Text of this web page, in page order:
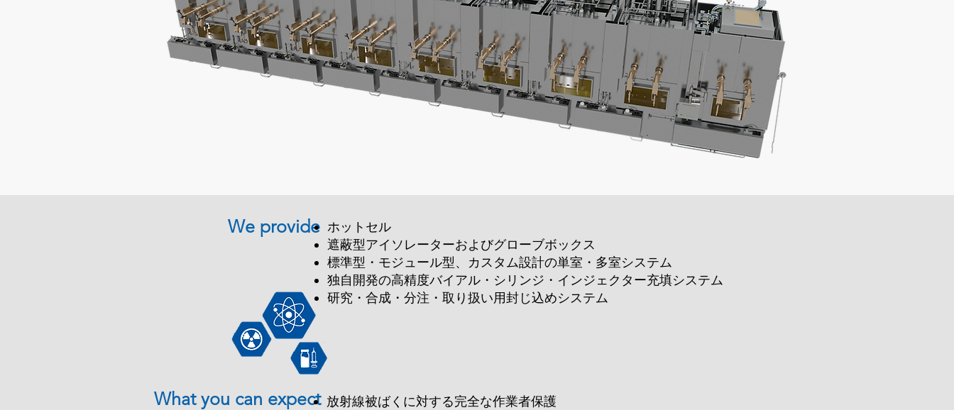
We provide ホットセル
遮蔽型アイソレーターおよびグローブボックス
標準型・モジュール型、カスタム設計の単室・多室システム
独自開発の高精度バイアル・シリンジ・インジェクター充填システム
研究・合成・分注・取り扱い用封じ込めシステム
What you can expect 放射線被ばくに対する完全な作業者保護